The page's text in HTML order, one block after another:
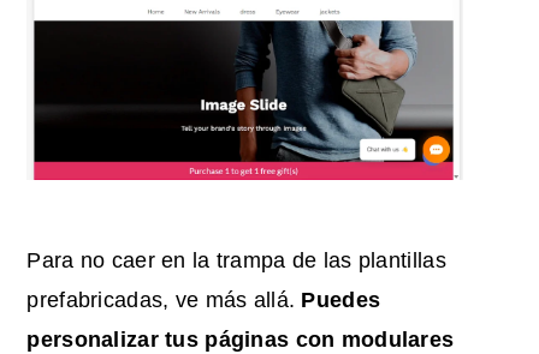
Para no caer en la trampa de las plantillas
prefabricadas, ve más allá. Puedes
personalizar tus páginas con modulares